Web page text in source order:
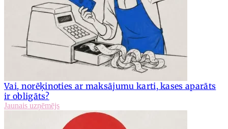
Vai, norēķinoties ar maksājumu karti, kases aparāts
ir obligāts?
Jaunais uzņēmējs